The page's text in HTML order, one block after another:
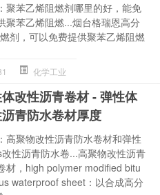
聚苯乙烯阻燃剂哪里的好，能免
聚苯乙烯阻燃...烟台格瑞恩高分
剂，可以免费提供聚苯乙烯阻燃
化学工业
改性沥青卷材 - 弹性体
青防水卷材厚度
高聚物改性沥青防水卷材和弹性
性沥青防水卷...高聚物改性沥青
材，high polymer modified bitu
waterproof sheet：以合成高分